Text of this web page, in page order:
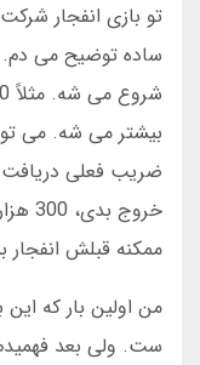
تو بازی انفجار
ساده توضیح می
بیشتر می شه. می
ممکنه قبلش
من اولین بار که
ست. ولی بعد